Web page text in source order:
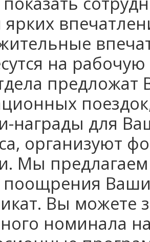
на
предложат
награды для
организуют
Мы
поощрения
Вы можете
номинала